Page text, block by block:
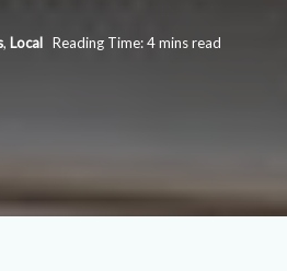
, Local Reading Time: 4 mins read